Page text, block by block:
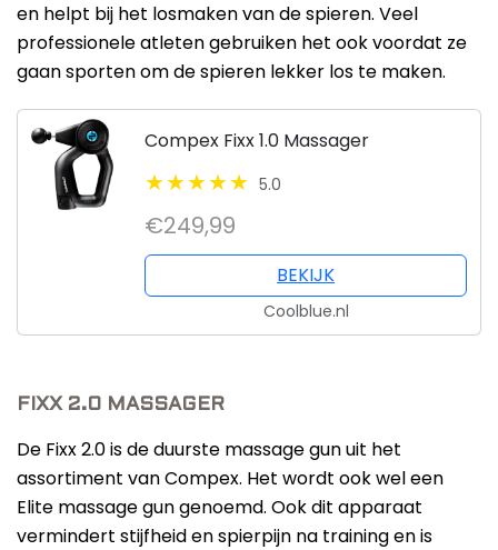
en helpt bij het losmaken van de spieren. Veel
professionele atleten gebruiken het ook voordat ze
gaan sporten om de spieren lekker los te maken.
Compex Fixx 1.0 Massager
5.0
€249,99
BEKIJK
Coolblue.nl
FIXX 2.0 MASSAGER
De Fixx 2.0 is de duurste massage gun uit het
assortiment van Compex. Het wordt ook wel een
Elite massage gun genoemd. Ook dit apparaat
vermindert stijfheid en spierpijn na training en is